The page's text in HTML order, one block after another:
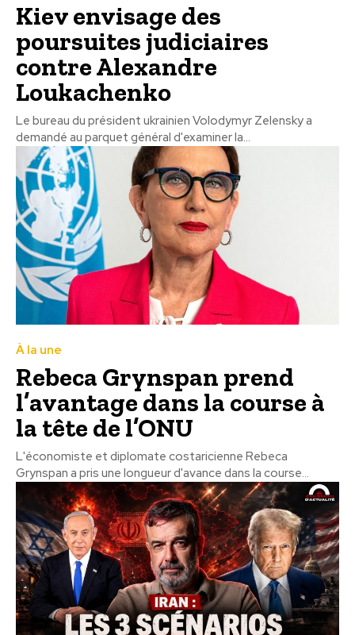
Kiev envisage des
poursuites judiciaires
contre Alexandre
Loukachenko
Le bureau du président ukrainien Volodymyr Zelensky a
demandé au parquet général d'examiner la...
À la une
Rebeca Grynspan prend
l’avantage dans la course à
la tête de l’ONU
L'économiste et diplomate costaricienne Rebeca
Grynspan a pris une longueur d'avance dans la course...